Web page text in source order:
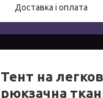
Доставка і оплата
Тент на
рюкзачна